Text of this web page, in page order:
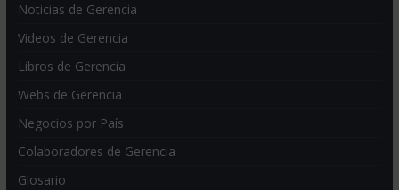
Noticias de Gerencia
Videos de Gerencia
Libros de Gerencia
Webs de Gerencia
Negocios por País
Colaboradores de Gerencia
Glosario